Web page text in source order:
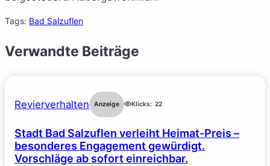
Tags: Bad Salzuflen
Verwandte Beiträge
Revierverhalten Anzeige Klicks: 22
Stadt Bad Salzuflen verleiht Heimat-Preis –
besonderes Engagement gewürdigt.
Vorschläge ab sofort einreichbar.